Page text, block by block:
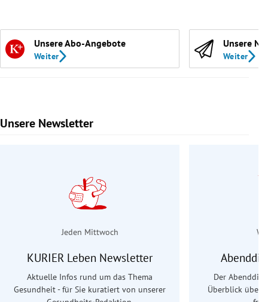
Unsere Abo-Angebote
Weiter
Unsere
Weiter
Unsere Newsletter
Slide 1 von 9
Jeden Mittwoch
KURIER Leben Newsletter
Aktuelle Infos rund um das Thema
Gesundheit - für Sie kuratiert von unserer
Der
Überblick über